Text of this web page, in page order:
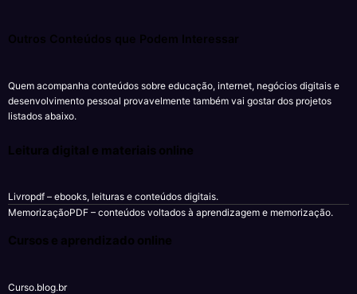
Outros Conteúdos que Podem Interessar
Quem acompanha conteúdos sobre educação, internet, negócios digitais e
desenvolvimento pessoal provavelmente também vai gostar dos projetos
listados abaixo.
Leitura digital e materiais online
Livropdf – ebooks, leituras e conteúdos digitais.
MemorizaçãoPDF – conteúdos voltados à aprendizagem e memorização.
Cursos e aprendizado online
Curso.blog.br